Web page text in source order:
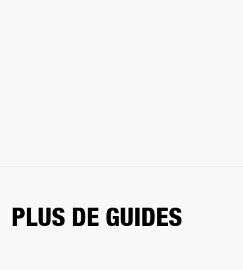
PLUS DE GUIDES